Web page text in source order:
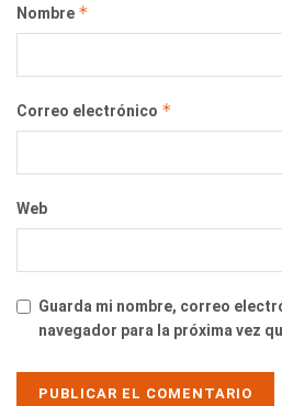
Nombre *
Correo electrónico *
Web
Guarda mi nombre, correo
navegador para la próxima vez